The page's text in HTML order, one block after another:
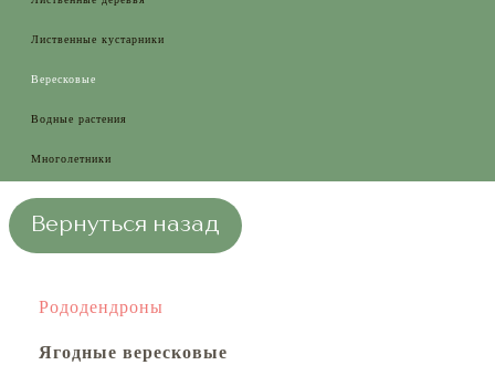
Лиственные кустарники
Вересковые
Водные растения
Многолетники
Вернуться назад
Рододендроны
Ягодные вересковые